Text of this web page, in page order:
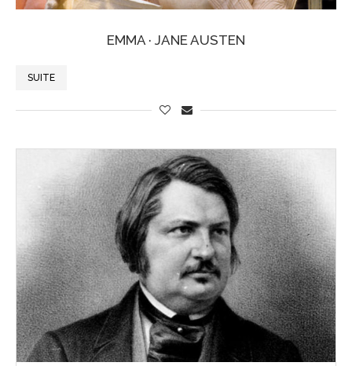
EMMA · JANE AUSTEN
SUITE